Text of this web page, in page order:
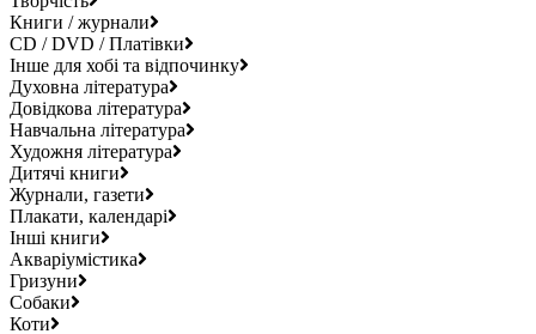
Книги / журнали
CD / DVD / Платівки
Інше для хобі та відпочинку
Духовна література
Довідкова література
Навчальна література
Художня література
Дитячі книги
Журнали, газети
Плакати, календарі
Інші книги
Акваріумістика
Гризуни
Собаки
Коти